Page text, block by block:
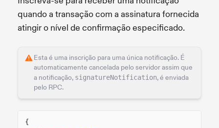
quando a transação com a assinatura fornecida
atingir o nível de confirmação especificado.
Esta é uma inscrição para uma única notificação. É
automaticamente cancelada pelo servidor assim que
a notificação, signatureNotification, é enviada
pelo RPC.
{